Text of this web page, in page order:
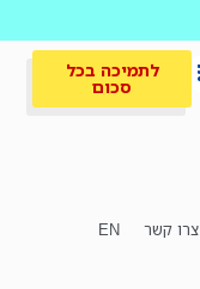
לתמיכה בכל
סכום
צרו קשר EN